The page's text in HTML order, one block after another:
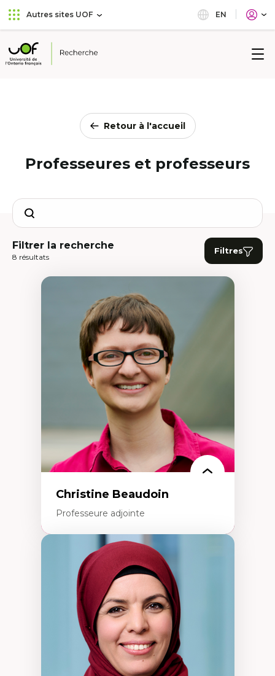
Aller
au
principal
Passer
au
Autres sites UOF EN
Université
Retour à l'accueil
Professeures et professeurs
Search
Filtrer la recherche
8 résultats
Filtres
Christine Beaudoin
Professeure adjointe
Expertises
Méthodes de recherche
Acteurs plus qu'humains
Approches socio-écologiques
Conservation de la biodiversité
Collaboration et méthodes participatives
Études des sciences
Relations humain-environnement
Transdisciplinarité